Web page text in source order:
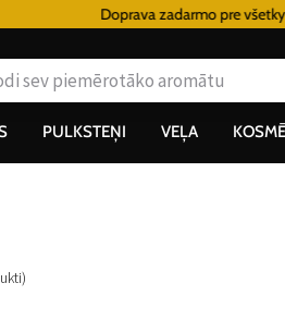
Doprava zadarmo pre
PULKSTEŅI VEĻA
)